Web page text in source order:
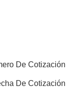
De Cotización
De Cotización